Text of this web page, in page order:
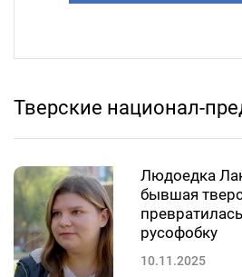
Тверские национал-
Людоедка
бывшая
русофобку
10.11.2025